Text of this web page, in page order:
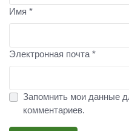
Имя *
Электронная почта *
Запомнить мои данные
комментариев.